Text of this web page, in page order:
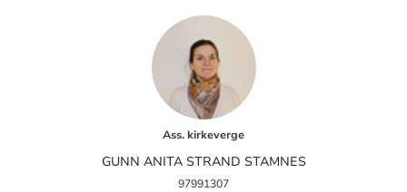
Ass. kirkeverge
GUNN ANITA STRAND STAMNES
97991307